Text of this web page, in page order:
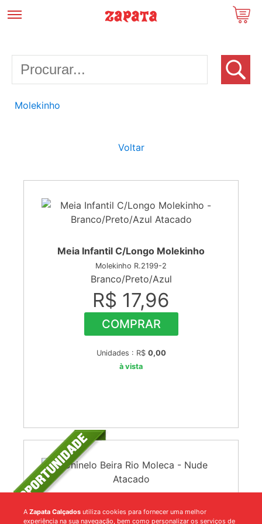
Molekinho
Voltar
Meia Infantil C/Longo Molekinho
Molekinho R.2199-2
Branco/Preto/Azul
R$ 17,96
COMPRAR
Unidades : R$ 0,00
à vista
Chinelo Beira Rio Moleca
A Zapata Calçados utiliza cookies para fornecer uma melhor
experiência na sua navegação, bem como personalizar os serviços de